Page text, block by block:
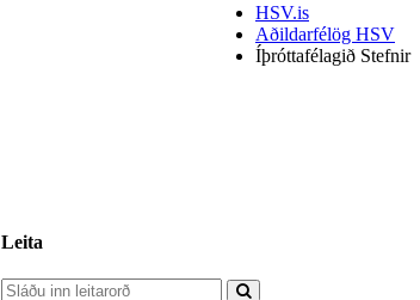
HSV.is
Aðildarfélög HSV
Íþróttafélagið Stefnir
Leita